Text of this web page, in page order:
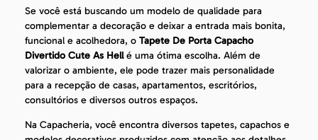
Se você está buscando um modelo de qualidade para
complementar a decoração e deixar a entrada mais bonita,
funcional e acolhedora, o Tapete De Porta Capacho
Divertido Cute As Hellé uma ótima escolha. Além de
valorizar o ambiente, ele pode trazer mais personalidade
para a recepção de casas, apartamentos, escritórios,
consultórios e diversos outros espaços.
Na Capacheria, você encontra diversos tapetes, capachos e